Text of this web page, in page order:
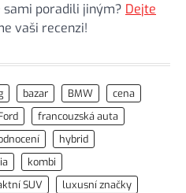
sami poradili jiným? Dejte
vaši recenzi!
bazar BMW
cena
francouzská auta
hybrid
kombi
SUV
luxusní značky